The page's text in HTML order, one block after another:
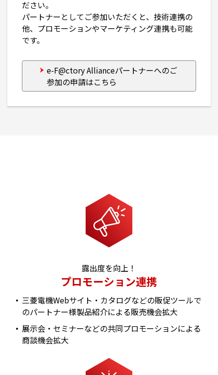
ださい。
パートナーとしてご参加いただくと、技術連携の
他、プロモーションやマーケティング連携も可能
です。
e-F@ctory Allianceパートナーへのご
参加の申請はこちら
露出度を向上！
プロモーション連携
三菱電機Webサイト・カタログなどの販促ツールで
のパートナー様製品紹介による販売機会拡大
展示会・セミナーなどの共同プロモーションによる
商談機会拡大